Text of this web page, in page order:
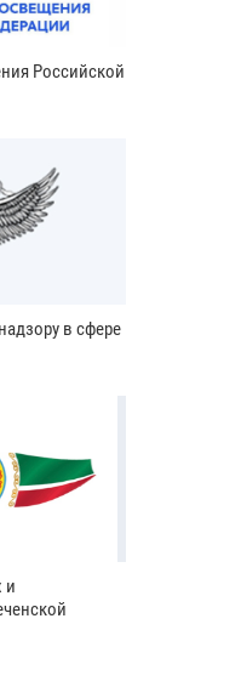
Российской
в сфере
и